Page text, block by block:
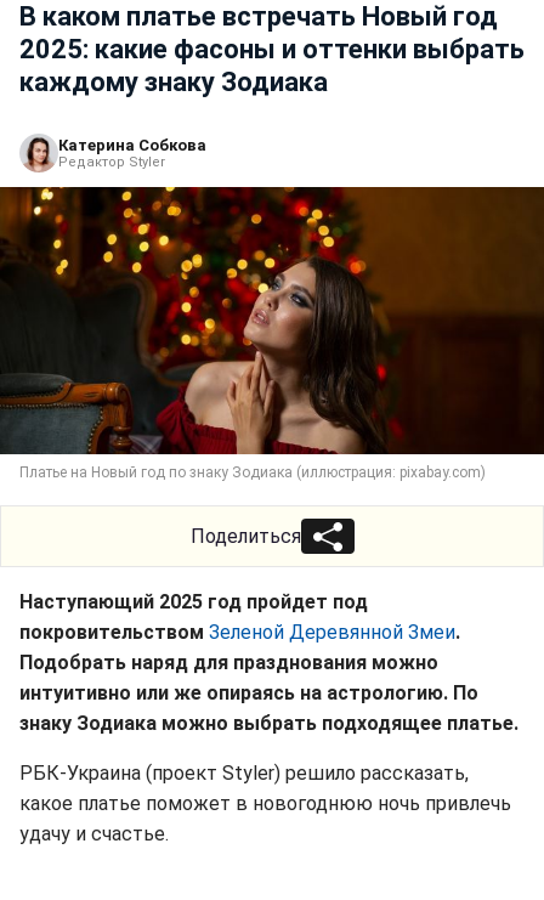
В каком платье встречать Новый год
2025: какие фасоны и оттенки выбрать
каждому знаку Зодиака
Катерина Собкова
Редактор Styler
Платье на Новый год по знаку Зодиака (иллюстрация: pixabay.com)
Поделиться
Наступающий 2025 год пройдет под
покровительством Зеленой Деревянной Змеи.
Подобрать наряд для празднования можно
интуитивно или же опираясь на астрологию. По
знаку Зодиака можно выбрать подходящее платье.
РБК-Украина (проект Styler) решило рассказать,
какое платье поможет в новогоднюю ночь привлечь
удачу и счастье.